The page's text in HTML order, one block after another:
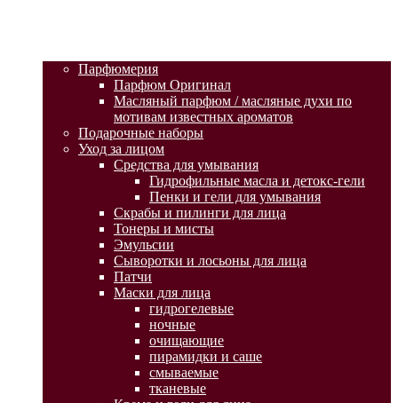
Парфюмерия
Парфюм Оригинал
Масляный парфюм / масляные духи по
мотивам известных ароматов
Подарочные наборы
Уход за лицом
Средства для умывания
Гидрофильные масла и детокс-гели
Пенки и гели для умывания
Скрабы и пилинги для лица
Тонеры и мисты
Эмульсии
Сыворотки и лосьоны для лица
Патчи
Маски для лица
гидрогелевые
ночные
очищающие
пирамидки и саше
смываемые
тканевые